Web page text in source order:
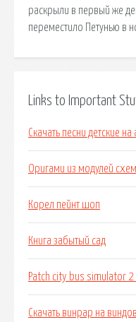
раскрыли в первый же
переместило Петунью в
Links to Important
Скачать песни детские
Оригами из модулей
Корел пейнт шоп
Книга забытый сад
Patch city bus simulator 2
Скачать винрар на